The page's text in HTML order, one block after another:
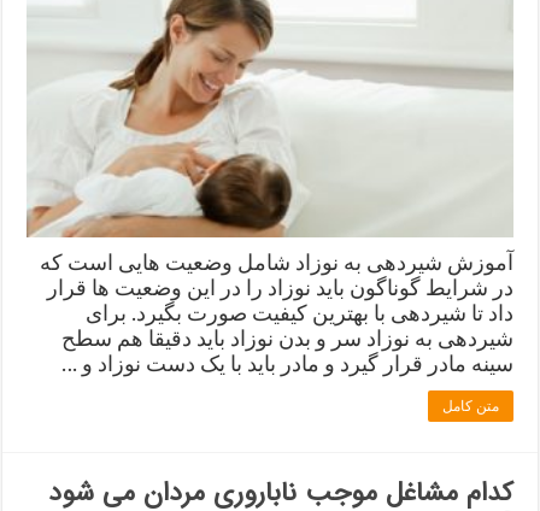
آموزش شیردهی به نوزاد شامل وضعیت هایی است که
در شرایط گوناگون باید نوزاد را در این وضعیت ها قرار
داد تا شیردهی با بهترین کیفیت صورت بگیرد. برای
شیردهی به نوزاد ﺳﺮ ﻭ ﺑﺪﻥ ﻧﻮﺯﺍﺩ ﺑﺎﯾﺪ ﺩﻗﯿﻘﺎ ﻫﻢ ﺳﻄﺢ
سینه مادر ﻗﺮﺍﺭ ﮔﯿﺮﺩ و ﻣﺎﺩﺭ باید ﺑﺎ ﯾﮏ ﺩﺳﺖ ﻧﻮﺯﺍﺩ ﻭ …
متن کامل
کدام مشاغل موجب ناباروری مردان می شود